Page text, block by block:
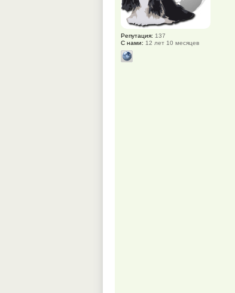
Репутация: 137
С нами: 12 лет 10 месяцев